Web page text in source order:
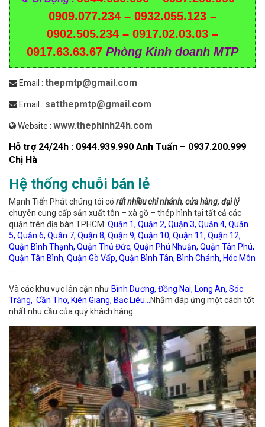
0909.077.234 – 0932.055.123 –
0902.505.234 – 0917.02.03.03 –
0917.63.63.67 Phòng Kinh doanh MTP
Email : thepmtp@gmail.com
Email : satthepmtp@gmail.com
Website : www.thephinh24h.com
Hỗ trợ 24/24h : 0944.939.990 Anh Tuấn – 0937.200.999
Chị Hà
Hệ thống chuỗi bán lẻ
Mạnh Tiến Phát chúng tôi có rất nhiều chi nhánh, cửa hàng, đại lý
chuyên cung cấp sản xuất tôn – xà gồ – thép hình tại tất cả các
quận trên địa bàn TPHCM: Quận 1, Quận 2, Quận 3, Quận 4, Quận
5, Quận 6, Quận 7, Quận 8, Quận 9, Quận 10, Quận 11, Quận 12,
Quận Bình Thạnh, Quận Thủ Đức, Quận Phú Nhuận, Quận Tân Phú,
Quận Tân Bình, Quận Gò Vấp, Quận Bình Tân, Bình Chánh, Hóc Môn
Và các khu vực lân cận như Bình Dương, Đồng Nai, Long An, Sóc
Trăng, Cần Thơ, Kiên Giang, Bạc Liêu…
Nhằm đáp ứng một cách tốt
nhất nhu cầu của quý khách hàng.